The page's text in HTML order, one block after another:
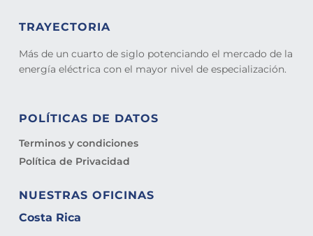
TRAYECTORIA
Más de un cuarto de siglo potenciando el mercado de la
energía eléctrica con el mayor nivel de especialización.
POLÍTICAS DE DATOS
Terminos y condiciones
Política de Privacidad
NUESTRAS OFICINAS
Costa Rica